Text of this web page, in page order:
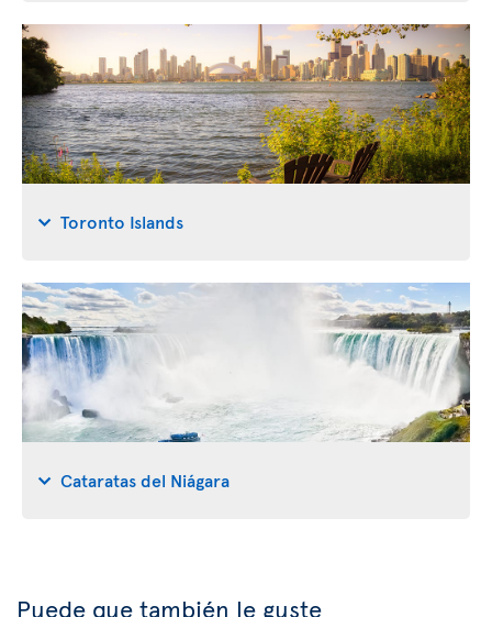
Toronto Islands
Cataratas del Niágara
Puede que también le guste